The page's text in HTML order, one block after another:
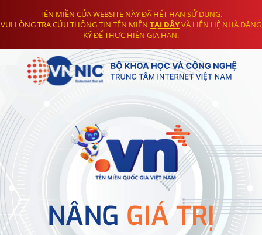
TÊN MIỀN CỦA WEBSITE NÀY ĐÃ HẾT HẠN SỬ DỤNG.
VUI LÒNG TRA CỨU THÔNG TIN TÊN MIỀN TẠI ĐÂYVÀ LIÊN HỆ NHÀ ĐĂNG
KÝ ĐỂ THỰC HIỆN GIA HẠN.
NÂNG GIÁ TRỊ